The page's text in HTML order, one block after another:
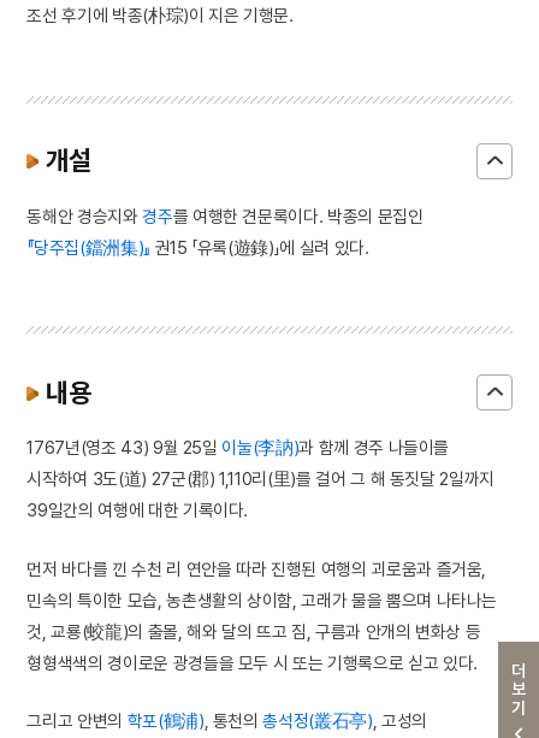
더보기
조선 후기에 박종(朴琮)이 지은 기행문.
개설
동해안 경승지와경주를 여행한 견문록이다. 박종의 문집인
『당주집(鐺洲集)』 권15 「유록(遊錄)」에 실려 있다.
내용
1767년(영조 43) 9월 25일 이눌(李訥)과 함께 경주 나들이를
시작하여 3도(道) 27군(郡) 1,110리(里)를 걸어 그 해 동짓달 2일까지
39일간의 여행에 대한 기록이다.
먼저 바다를 낀 수천 리 연안을 따라 진행된 여행의 괴로움과 즐거움,
민속의 특이한 모습, 농촌생활의 상이함, 고래가 물을 뿜으며 나타나는
것, 교룡(蛟龍)의 출몰, 해와 달의 뜨고 짐, 구름과 안개의 변화상 등
형형색색의 경이로운 광경들을 모두 시 또는 기행록으로 싣고 있다.
그리고 안변의 학포(鶴浦) , 통천의총석정(叢石亭) , 고성의